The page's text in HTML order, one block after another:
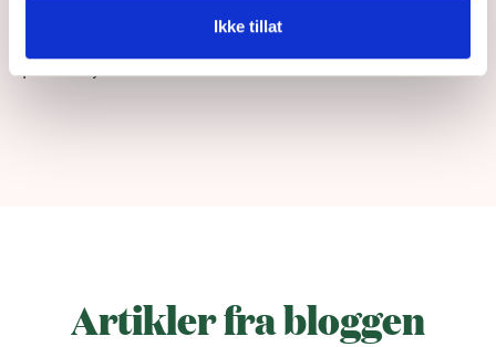
Ikke tillat
Artikler fra bloggen